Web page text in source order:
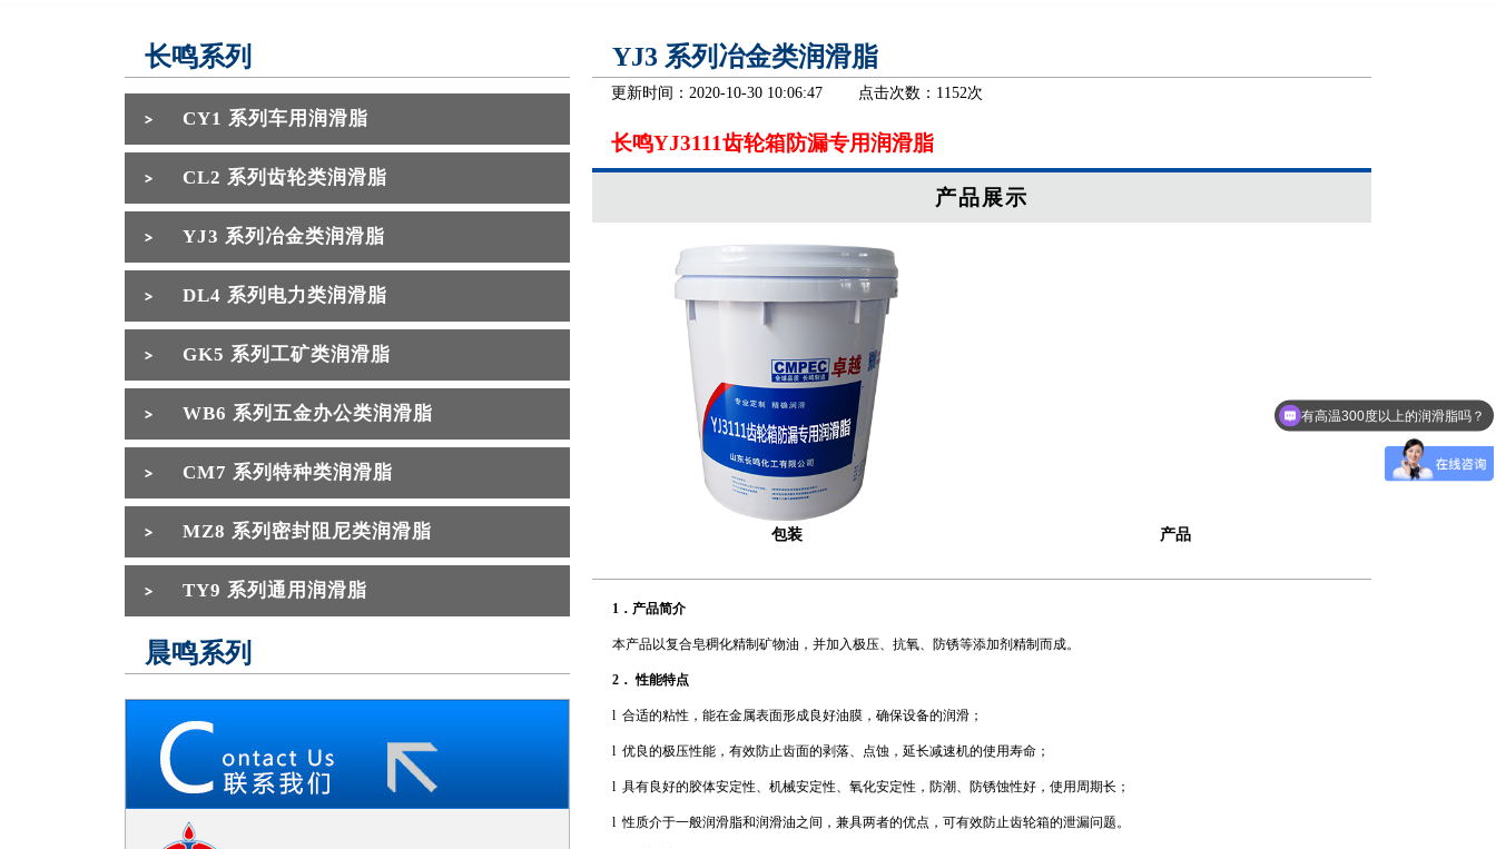
长鸣系列
CY1 系列车用润滑脂
CL2 系列齿轮类润滑脂
YJ3 系列冶金类润滑脂
DL4 系列电力类润滑脂
GK5 系列工矿类润滑脂
WB6 系列五金办公类润滑脂
CM7 系列特种类润滑脂
MZ8 系列密封阻尼类润滑脂
TY9 系列通用润滑脂
晨鸣系列
YJ3 系列冶金类润滑脂
更新时间：2020-10-30 10:06:47 点击次数： 1152次
长鸣YJ3111齿轮箱防漏专用润滑脂
产品展示
包装 产品
1 ．产品简介
本产品以复合皂稠化精制矿物油，并加入极压、抗氧、防锈等添加剂精制而成。
2 ． 性能特点
l 合适的粘性，能在金属表面形成良好油膜，确保设备的润滑；
l 优良的极压性能，有效防止齿面的剥落、点蚀，延长减速机的使用寿命；
l 具有良好的胶体安定性、机械安定性、氧化安定性，防潮、防锈蚀性好，使用周期长；
l 性质介于一般润滑脂和润滑油之间，兼具两者的优点，可有效防止齿轮箱的泄漏问题。
有高温轴承用的润滑脂吗？
有高温300度以上的润滑脂吗？